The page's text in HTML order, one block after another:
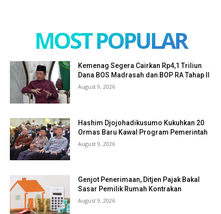
MOST POPULAR
Kemenag Segera Cairkan Rp4,1 Triliun
Dana BOS Madrasah dan BOP RA Tahap II
August 9, 2026
Hashim Djojohadikusumo Kukuhkan 20
Ormas Baru Kawal Program Pemerintah
August 9, 2026
Genjot Penerimaan, Ditjen Pajak Bakal
Sasar Pemilik Rumah Kontrakan
August 9, 2026